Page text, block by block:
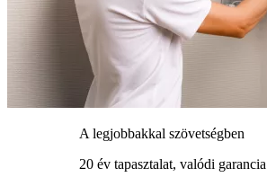
A legjobbakkal szövetségben
20 év tapasztalat, valódi garancia